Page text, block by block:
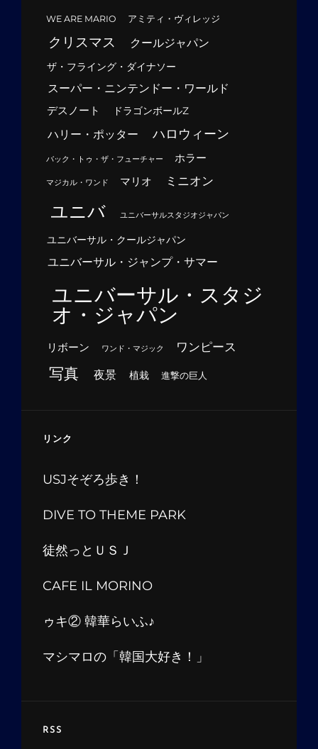
WE ARE MARIO アミティ・ヴィレッジ
クリスマス クールジャパン
ザ・フライング・ダイナソー
スーパー・ニンテンドー・ワールド
デスノート ドラゴンボールZ
ハリー・ポッター ハロウィーン
バック・トゥ・ザ・フューチャー ホラー
マジカル・ワンド マリオ ミニオン
ユニバ ユニバーサルスタジオジャパン
ユニバーサル・クールジャパン
ユニバーサル・ジャンプ・サマー
ユニバーサル・スタジ
オ・ジャパン
リボーン ワンド・マジック ワンピース
写真 夜景 植栽 進撃の巨人
リンク
USJそぞろ歩き！
DIVE TO THEME PARK
徒然っとＵＳＪ
CAFE IL MORINO
ゥキ② 韓華らいふ♪
マシマロの「韓国大好き！」
RSS